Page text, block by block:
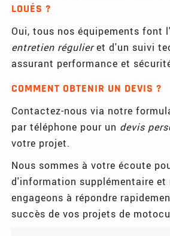
LOUÉS ?
Oui, tous nos équipements font
entretien régulieret d'un suivi
assurant performance et
COMMENT OBTENIR UN DEVIS ?
Contactez-nous via notre
par téléphone pour un devis
votre projet.
Nous sommes à votre écoute
d'information supplémentaire et
engageons à répondre
succès de vos projets de